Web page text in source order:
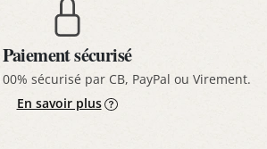
Paiement sécurisé
sécurisé par CB, PayPal ou Virement.
En savoir plus